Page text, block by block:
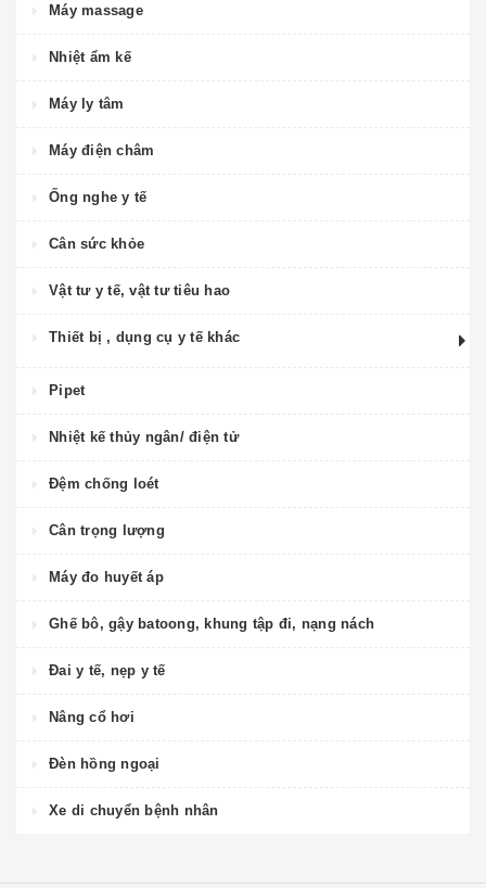
Máy massage
Nhiệt ẩm kế
Máy ly tâm
Máy điện châm
Ống nghe y tế
Cân sức khỏe
Vật tư y tế, vật tư tiêu hao
Thiết bị , dụng cụ y tế khác
Pipet
Nhiệt kế thủy ngân/ điện tử
Đệm chống loét
Cân trọng lượng
Máy đo huyết áp
Ghế bô, gậy batoong, khung tập đi, nạng nách
Đai y tế, nẹp y tế
Nâng cổ hơi
Đèn hồng ngoại
Xe di chuyển bệnh nhân